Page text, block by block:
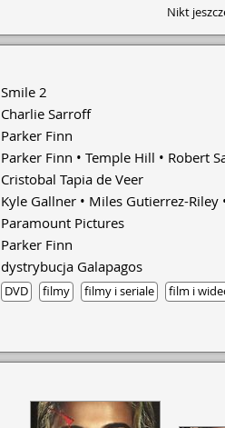
Nikt
Smile 2
Charlie Sarroff
Parker Finn
Parker Finn Temple Hill Robert
Cristobal Tapia de Veer
Kyle Gallner Miles Gutierrez-Riley
Paramount Pictures
Parker Finn
dystrybucja Galapagos
DVD filmy filmy i seriale film i